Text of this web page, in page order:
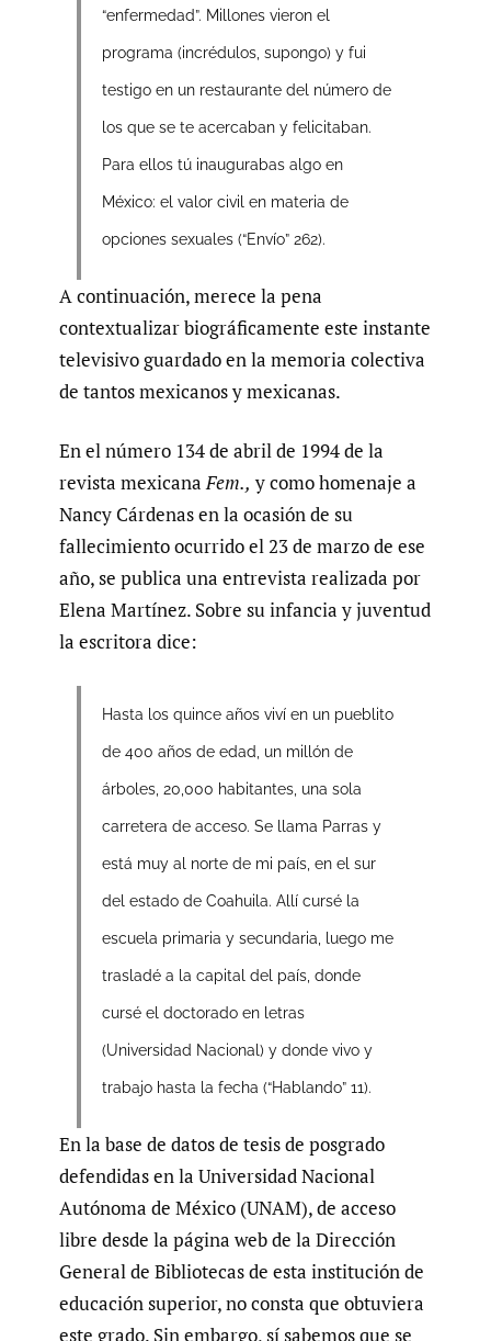
“enfermedad”. Millones vieron el
programa (incrédulos, supongo) y fui
testigo en un restaurante del número de
los que se te acercaban y felicitaban.
Para ellos tú inaugurabas algo en
México: el valor civil en materia de
opciones sexuales (“Envío” 262).
A continuación, merece la pena
contextualizar biográficamente este instante
televisivo guardado en la memoria colectiva
de tantos mexicanos y mexicanas.
En el número 134 de abril de 1994 de la
revista mexicanaFem., y como homenaje a
Nancy Cárdenas en la ocasión de su
fallecimiento ocurrido el 23 de marzo de ese
año, se publica una entrevista realizada por
Elena Martínez. Sobre su infancia y juventud
la escritora dice:
Hasta los quince años viví en un pueblito
de 400 años de edad, un millón de
árboles, 20,000 habitantes, una sola
carretera de acceso. Se llama Parras y
está muy al norte de mi país, en el sur
del estado de Coahuila. Allí cursé la
escuela primaria y secundaria, luego me
trasladé a la capital del país, donde
cursé el doctorado en letras
(Universidad Nacional) y donde vivo y
trabajo hasta la fecha (“Hablando” 11).
En la base de datos de tesis de posgrado
defendidas en la Universidad Nacional
Autónoma de México (UNAM), de acceso
libre desde la página web de la Dirección
General de Bibliotecas de esta institución de
educación superior, no consta que obtuviera
este grado. Sin embargo, sí sabemos que se